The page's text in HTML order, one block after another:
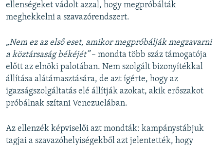
ellenségeket vádolt azzal, hogy megpróbálták
meghekkelni a szavazórendszert.
„Nem ez az első eset, amikor megpróbálják megzavarni
a köztársaság békéjét”– mondta több száz támogatója
előtt az elnöki palotában. Nem szolgált bizonyítékkal
állítása alátámasztására, de azt ígérte, hogy az
igazságszolgáltatás elé állítják azokat, akik erőszakot
próbálnak szítani Venezuelában.
Az ellenzék képviselői azt mondták: kampánystábjuk
tagjai a szavazóhelyiségekből azt jelentették, hogy